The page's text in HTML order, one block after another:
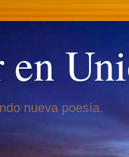
en
nueva poesía.